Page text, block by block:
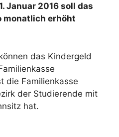
Januar 2016 soll das
monatlich erhöht
das Kindergeld
die Familienkasse
der Studierende mit
hat.